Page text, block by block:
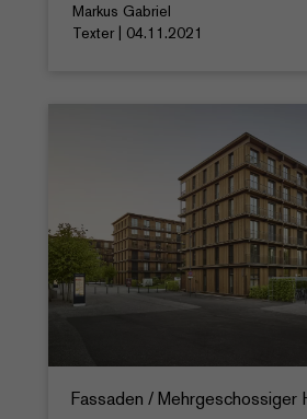
Markus Gabriel
Texter | 04.11.2021
Fassaden / Mehrgeschossiger